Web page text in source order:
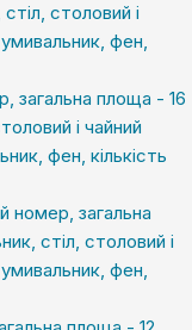
столовий і
фен,
загальна площа - 16
і чайний
фен, кількість
загальна
стіл, столовий і
фен,